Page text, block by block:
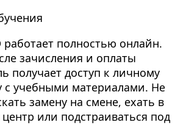
полностью онлайн.
зачисления и оплаты
получает доступ к личному
с учебными материалами. Не
замену на смене, ехать в
или подстраиваться под